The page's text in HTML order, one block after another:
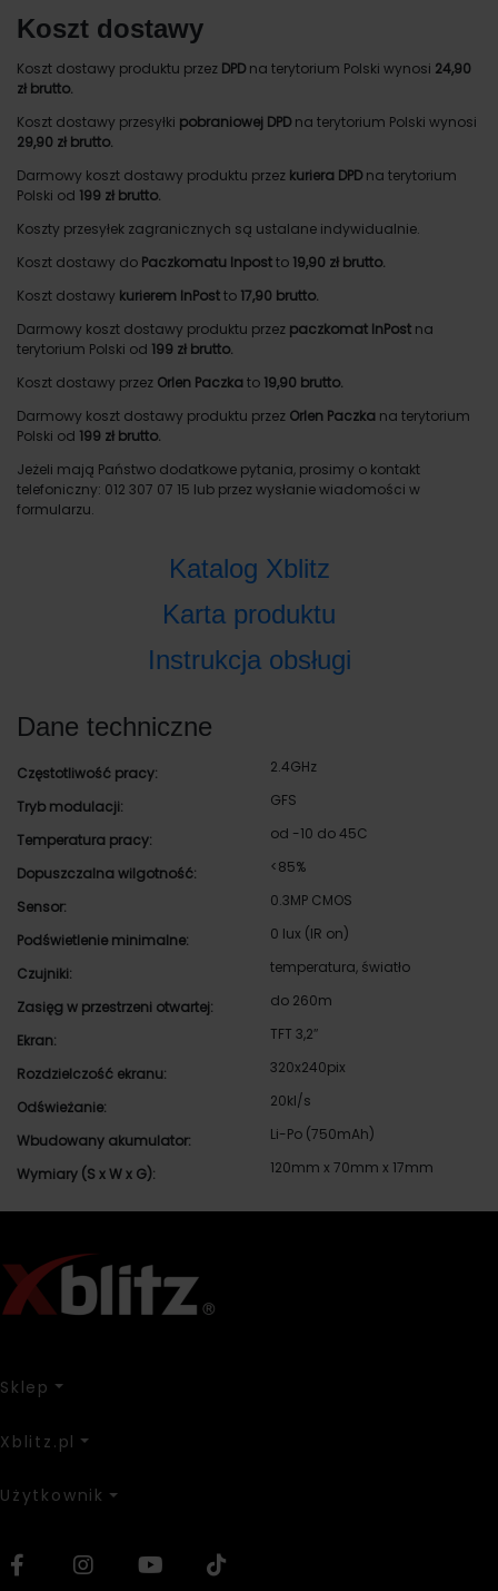
Koszt dostawy
Koszt dostawy produktu przez DPDna terytorium Polski wynosi 24,90
zł brutto.
Koszt dostawy przesyłki pobraniowej DPDna terytorium Polski wynosi
29,90 zł brutto.
Darmowy koszt dostawy produktu przez kuriera DPDna terytorium
Polski od 199 zł brutto.
Koszty przesyłek zagranicznych są ustalane indywidualnie.
Koszt dostawy do Paczkomatu Inpostto 19,90 zł brutto.
Koszt dostawy kurierem InPostto 17,90 brutto.
Darmowy koszt dostawy produktu przez paczkomat InPost na
terytorium Polski od 199 zł brutto.
Koszt dostawy przez Orlen Paczkato 19,90 brutto.
Darmowy koszt dostawy produktu przez Orlen Paczka na terytorium
Polski od 199 zł brutto.
Jeżeli mają Państwo dodatkowe pytania, prosimy o kontakt
telefoniczny: 012 307 07 15 lub przez wysłanie wiadomości w
formularzu.
Katalog Xblitz
Karta produktu
Instrukcja obsługi
Dane techniczne
Częstotliwość pracy: 2.4GHz
Tryb modulacji: GFS
Temperatura pracy: od -10 do 45C
Dopuszczalna wilgotność: <85%
Sensor: 0.3MP CMOS
Podświetlenie minimalne: 0 lux (IR on)
Czujniki: temperatura, światło
Zasięg w przestrzeni otwartej: do 260m
Ekran: TFT 3,2″
Rozdzielczość ekranu: 320x240pix
Odświeżanie: 20kl/s
Wbudowany akumulator: Li-Po (750mAh)
Wymiary (S x W x G): 120mm x 70mm x 17mm
Sklep
Xblitz.pl
Użytkownik